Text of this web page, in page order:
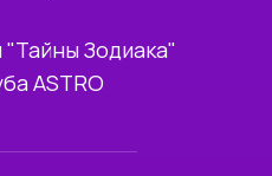
"Тайны Зодиака"
ASTRO